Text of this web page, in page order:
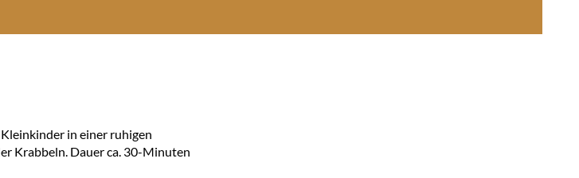
in einer ruhigen
Krabbeln. Dauer ca. 30-Minuten